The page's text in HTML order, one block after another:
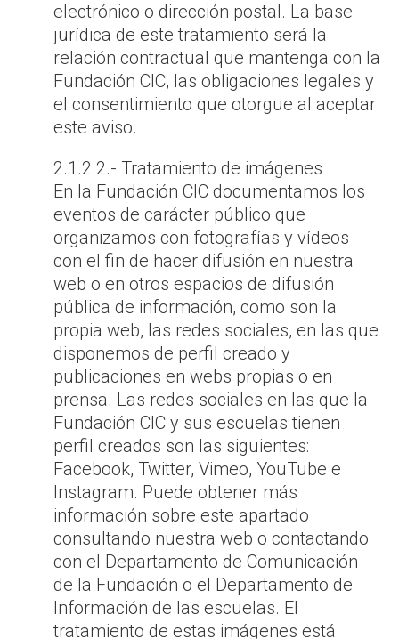
electrónico o dirección postal. La base
jurídica de este tratamiento será la
relación contractual que mantenga con la
Fundación CIC, las obligaciones legales y
el consentimiento que otorgue al aceptar
este aviso.
2.1.2.2.- Tratamiento de imágenes
En la Fundación CIC documentamos los
eventos de carácter público que
organizamos con fotografías y vídeos
con el fin de hacer difusión en nuestra
web o en otros espacios de difusión
pública de información, como son la
propia web, las redes sociales, en las que
disponemos de perfil creado y
publicaciones en webs propias o en
prensa. Las redes sociales en las que la
Fundación CIC y sus escuelas tienen
perfil creados son las siguientes:
Facebook, Twitter, Vimeo, YouTube e
Instagram. Puede obtener más
información sobre este apartado
consultando nuestra web o contactando
con el Departamento de Comunicación
de la Fundación o el Departamento de
Información de las escuelas. El
tratamiento de estas imágenes está